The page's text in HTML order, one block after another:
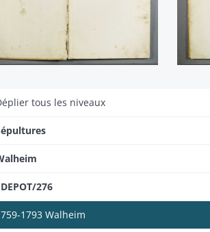
tous les niveaux
276
1793 Walheim